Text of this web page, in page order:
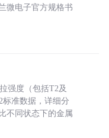
微电子官方规格书
强度（包括T2及
标准数据，详细分
不同状态下的金属